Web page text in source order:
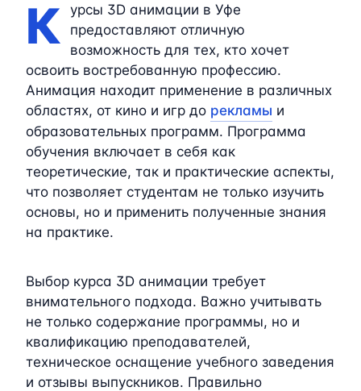
К
урсы 3D анимации в Уфе
предоставляют отличную
возможность для тех, кто хочет
освоить востребованную профессию.
Анимация находит применение в различных
областях, от кино и игр до рекламы и
образовательных программ. Программа
обучения включает в себя как
теоретические, так и практические аспекты,
что позволяет студентам не только изучить
основы, но и применить полученные знания
на практике.
Выбор курса 3D анимации требует
внимательного подхода. Важно учитывать
не только содержание программы, но и
квалификацию преподавателей,
техническое оснащение учебного заведения
и отзывы выпускников. Правильно